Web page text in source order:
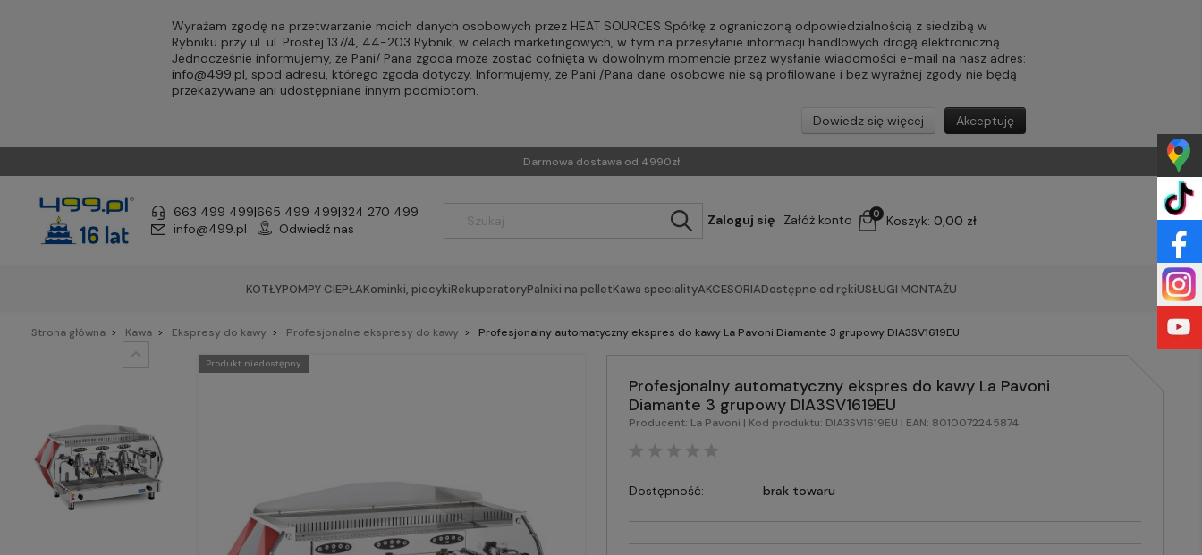
Wyrażam zgodę na przetwarzanie moich danych osobowych przez HEAT SOURCES Spółkę z ograniczoną odpowiedzialnością z siedzibą w
Rybniku przy ul. ul. Prostej 137/4, 44-203 Rybnik, w celach marketingowych, w tym na przesyłanie informacji handlowych drogą elektroniczną.
Jednocześnie informujemy, że Pani/ Pana zgoda może zostać cofnięta w dowolnym momencie przez wysłanie wiadomości e-mail na nasz adres:
info@499.pl, spod adresu, którego zgoda dotyczy. Informujemy, że Pani /Pana dane osobowe nie są profilowane i bez wyraźnej zgody nie będą
przekazywane ani udostępniane innym podmiotom.
Akceptuję
Dowiedz się więcej
Darmowa dostawa od 4990zł
663 499 499|665 499 499|324 270 499
info@499.pl
Odwiedź nas
Zaloguj się Załóż konto Koszyk: 0,00 zł
0
KOTŁYPOMPY CIEPŁAKominki, piecykiRekuperatoryPalniki na pelletKawa specialityAKCESORIADostępne od rękiUSŁUGI MONTAŻU
Strona główna Kawa Ekspresy do kawy Profesjonalne ekspresy do kawy Profesjonalny automatyczny ekspres do kawy La Pavoni Diamante 3 grupowy DIA3SV1619EU
Produkt niedostępny
Profesjonalny automatyczny ekspres do kawy La Pavoni
Diamante 3 grupowy DIA3SV1619EU
Producent: La Pavoni | Kod produktu: DIA3SV1619EU | EAN: 8010072245874
Dostępność: brak towaru